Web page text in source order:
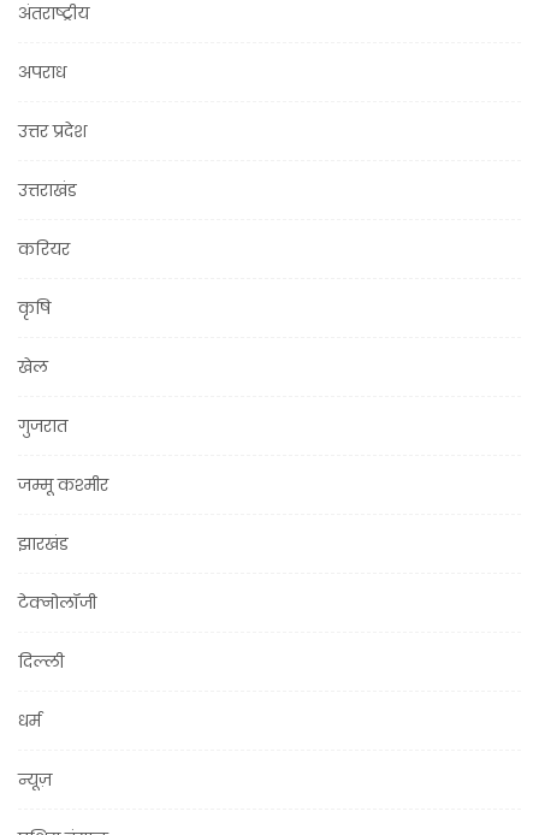
अंतराष्ट्रीय
अपराध
उत्तर प्रदेश
उत्तराखंड
करियर
कृषि
खेल
गुजरात
जम्मू कश्मीर
झारखंड
टेक्नोलॉजी
दिल्ली
धर्म
न्यूज़